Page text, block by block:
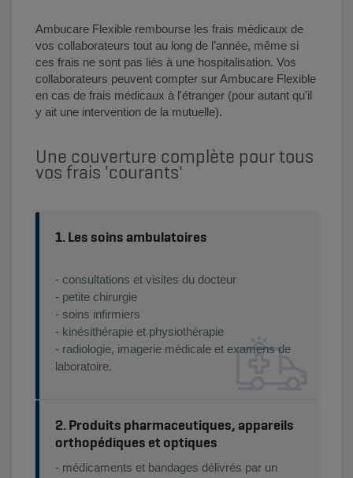
Ambucare Flexible rembourse les frais médicaux de
vos collaborateurs tout au long de l’année, même si
ces frais ne sont pas liés à une hospitalisation. Vos
collaborateurs peuvent compter sur Ambucare Flexible
en cas de frais médicaux à l'étranger (pour autant qu'il
y ait une intervention de la mutuelle).
Une couverture complète pour tous
vos frais 'courants'
1. Les soins ambulatoires
- consultations et visites du docteur
- petite chirurgie
- soins infirmiers
- kinésithérapie et physiothérapie
- radiologie, imagerie médicale et examens de
laboratoire.
2. Produits pharmaceutiques, appareils
orthopédiques et optiques
- médicaments et bandages délivrés par un